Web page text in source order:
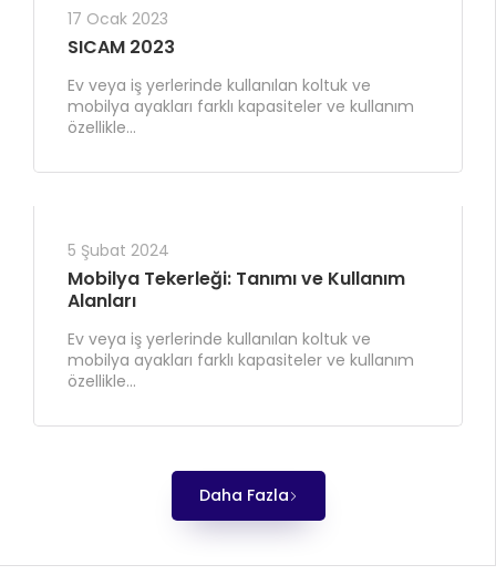
17 Ocak 2023
SICAM 2023
Ev veya iş yerlerinde kullanılan koltuk ve
mobilya ayakları farklı kapasiteler ve kullanım
özellikle...
5 Şubat 2024
Mobilya Tekerleği: Tanımı ve Kullanım
Alanları
Ev veya iş yerlerinde kullanılan koltuk ve
mobilya ayakları farklı kapasiteler ve kullanım
özellikle...
Daha Fazla